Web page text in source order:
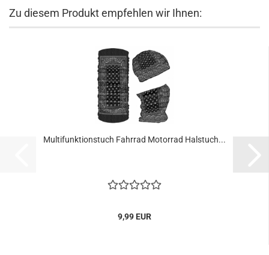
Zu diesem Produkt empfehlen wir Ihnen:
Multifunktionstuch Fahrrad Motorrad Halstuch...
9,99 EUR